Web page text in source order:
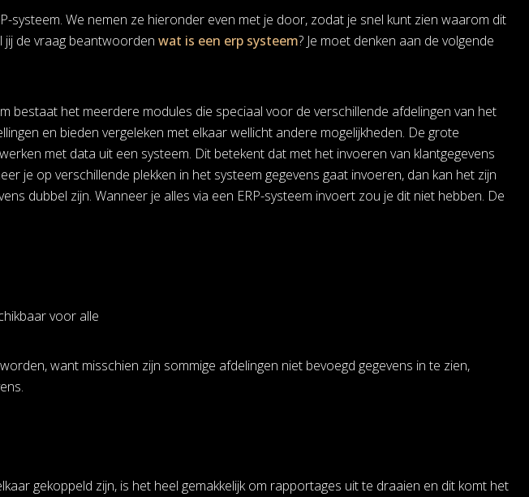
systeem. We nemen ze hieronder even met je door, zodat je snel kunt zien waarom dit
jij de vraag beantwoorden wat is een erp systeem? Je moet denken aan de volgende
bestaat het meerdere modules die speciaal voor de verschillende afdelingen van het
en bieden vergeleken met elkaar wellicht andere mogelijkheden. De grote
met data uit een systeem. Dit betekent dat met het invoeren van klantgegevens
je op verschillende plekken in het systeem gegevens gaat invoeren, dan kan het zijn
dubbel zijn. Wanneer je alles via een ERP-systeem invoert zou je dit niet hebben. De
voor alle
want misschien zijn sommige afdelingen niet bevoegd gegevens in te zien,
gekoppeld zijn, is het heel gemakkelijk om rapportages uit te draaien en dit komt het